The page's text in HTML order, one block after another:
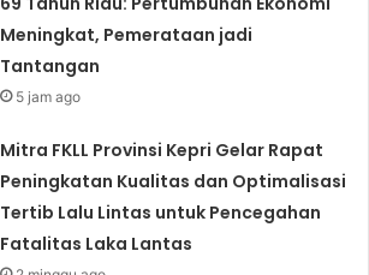
Meningkat, Pemerataan jadi
Tantangan
5 jam ago
Mitra FKLL Provinsi Kepri Gelar Rapat
Peningkatan Kualitas dan Optimalisasi
Tertib Lalu Lintas untuk Pencegahan
Fatalitas Laka Lantas